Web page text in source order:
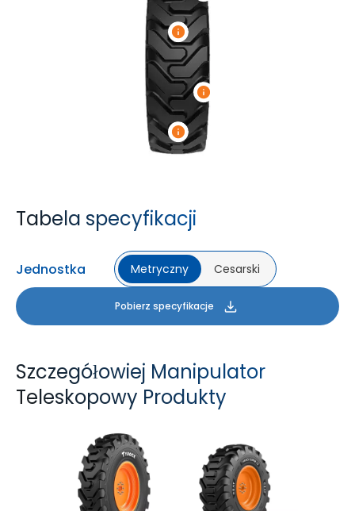
Tabela specyfikacji
Jednostka Metryczny Cesarski
Pobierz specyfikacje
Szczegółowiej Manipulator
Teleskopowy Produkty